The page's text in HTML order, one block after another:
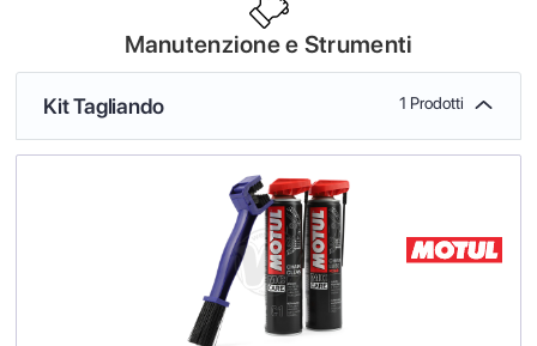
Manutenzione e Strumenti
Kit Tagliando 1 Prodotti